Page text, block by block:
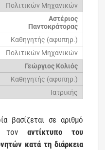
Πολιτικών Μηχανικών
Αστέριος
Παντοκράτορας
Καθηγητής (αφυπηρ.)
Πολιτικών Μηχανικών
Γεώργιος Κολιός
Καθηγητής (αφυπηρ.)
Ιατρικής
βασίζεται σε αριθμό
τον αντίκτυπο του
κατά τη διάρκεια